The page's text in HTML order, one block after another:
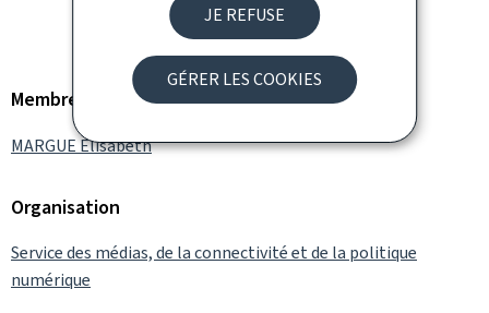
JE REFUSE
GÉRER LES COOKIES
Photo de groupe © ILR
Membre du gouvernement
MARGUE Elisabeth
Organisation
Service des médias, de la connectivité et de la politique
numérique